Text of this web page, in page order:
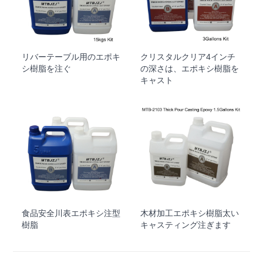
リバーテーブル用のエポキ
シ樹脂を注ぐ
クリスタルクリア4インチ
の深さは、エポキシ樹脂を
キャスト
食品安全川表エポキシ注型
樹脂
木材加工エポキシ樹脂太い
キャスティング注ぎます